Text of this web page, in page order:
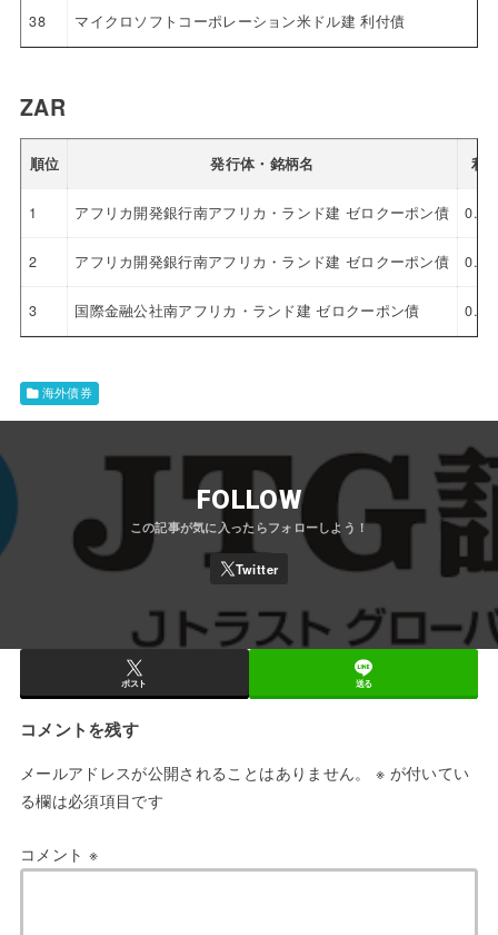
38 マイクロソフトコーポレーション米ドル建 利付債
ZAR
順位 発行体・銘柄名 利
1 アフリカ開発銀行南アフリカ・ランド建 ゼロクーポン債
2 アフリカ開発銀行南アフリカ・ランド建 ゼロクーポン債
3 国際金融公社南アフリカ・ランド建 ゼロクーポン債
海外債券
FOLLOW
ポスト 送る
コメントを残す
メールアドレスが公開されることはありません。 ※ が付いてい
る欄は必須項目です
コメント ※